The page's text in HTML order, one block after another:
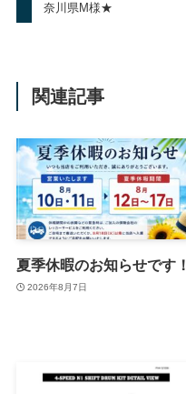
奈川県M様★
関連記事
夏季休暇のお知らせです！
2026年8月7日